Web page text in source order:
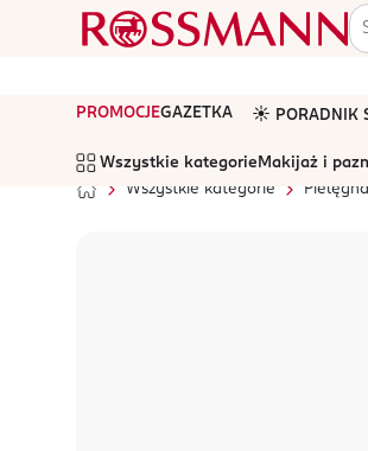
PROMOCJEGAZETKA ☀️ PORADNIK
Wszystkie kategorie Makijaż i
Wszystkie kategorie